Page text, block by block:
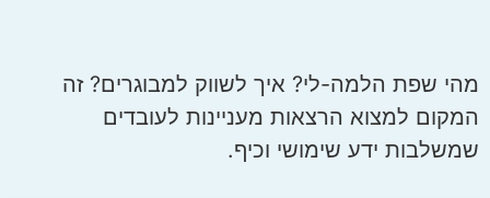
מהי שפת הלמה-לי? איך לשווק למבוגרים? זה
המקום למצוא הרצאות מעניינות לעובדים
שמשלבות ידע שימושי וכיף.